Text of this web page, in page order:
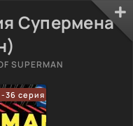
Супермена
SUPERMAN
36 серия